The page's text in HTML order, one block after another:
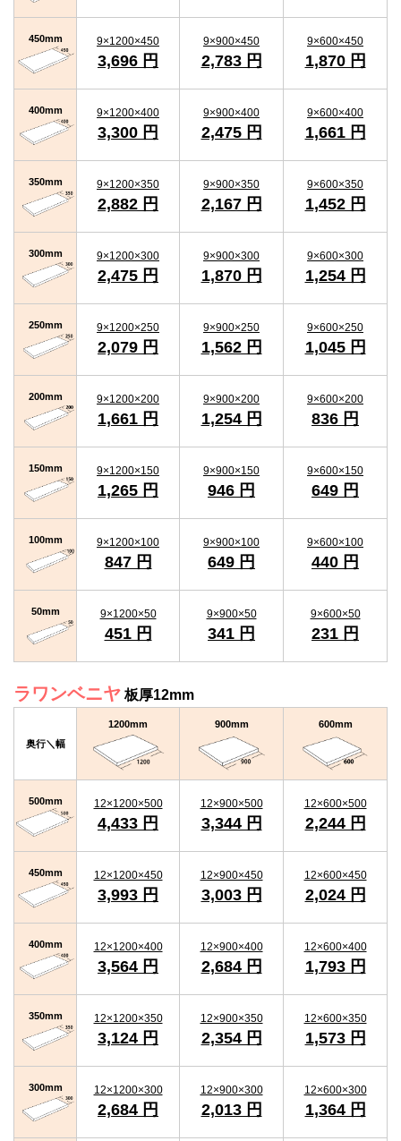
450mm 9×1200×450
3,696 円
9×900×450
2,783 円
9×600×450
1,870 円
400mm 9×1200×400
3,300 円
9×900×400
2,475 円
9×600×400
1,661 円
350mm 9×1200×350
2,882 円
9×900×350
2,167 円
9×600×350
1,452 円
300mm 9×1200×300
2,475 円
9×900×300
1,870 円
9×600×300
1,254 円
250mm 9×1200×250
2,079 円
9×900×250
1,562 円
9×600×250
1,045 円
200mm 9×1200×200
1,661 円
9×900×200
1,254 円
9×600×200
836 円
150mm 9×1200×150
1,265 円
9×900×150
946 円
9×600×150
649 円
100mm 9×1200×100
847 円
9×900×100
649 円
9×600×100
440 円
50mm 9×1200×50
451 円
9×900×50
341 円
9×600×50
231 円
ラワンベニヤ 板厚12mm
奥行＼幅
1200mm 900mm 600mm
500mm 12×1200×500
4,433 円
12×900×500
3,344 円
12×600×500
2,244 円
450mm 12×1200×450
3,993 円
12×900×450
3,003 円
12×600×450
2,024 円
400mm 12×1200×400
3,564 円
12×900×400
2,684 円
12×600×400
1,793 円
350mm 12×1200×350
3,124 円
12×900×350
2,354 円
12×600×350
1,573 円
300mm 12×1200×300
2,684 円
12×900×300
2,013 円
12×600×300
1,364 円